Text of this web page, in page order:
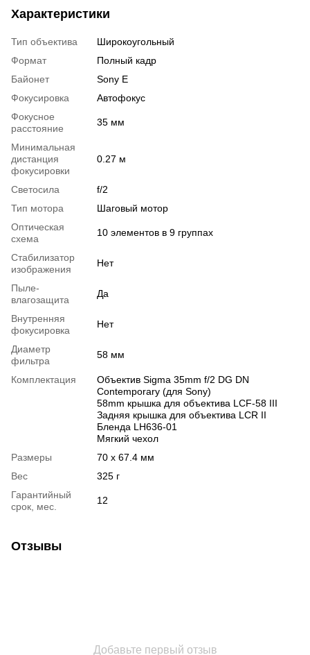
Характеристики
Тип объектива
Широкоугольный
Формат
Полный кадр
Байонет
Sony E
Фокусировка
Автофокус
Фокусное
расстояние
35 мм
Минимальная
дистанция
фокусировки
0.27 м
Светосила
f/2
Тип мотора
Шаговый мотор
Оптическая
схема
10 элементов в 9 группах
Стабилизатор
изображения
Нет
Пыле-
влагозащита
Да
Внутренняя
фокусировка
Нет
Диаметр
фильтра
58 мм
Комплектация
Объектив Sigma 35mm f/2 DG DN
Contemporary (для Sony)
58mm крышка для объектива LCF-58 III
Задняя крышка для объектива LCR II
Бленда LH636-01
Мягкий чехол
Размеры
70 x 67.4 мм
Вес
325 г
Гарантийный
срок, мес.
12
Отзывы
Добавьте первый отзыв